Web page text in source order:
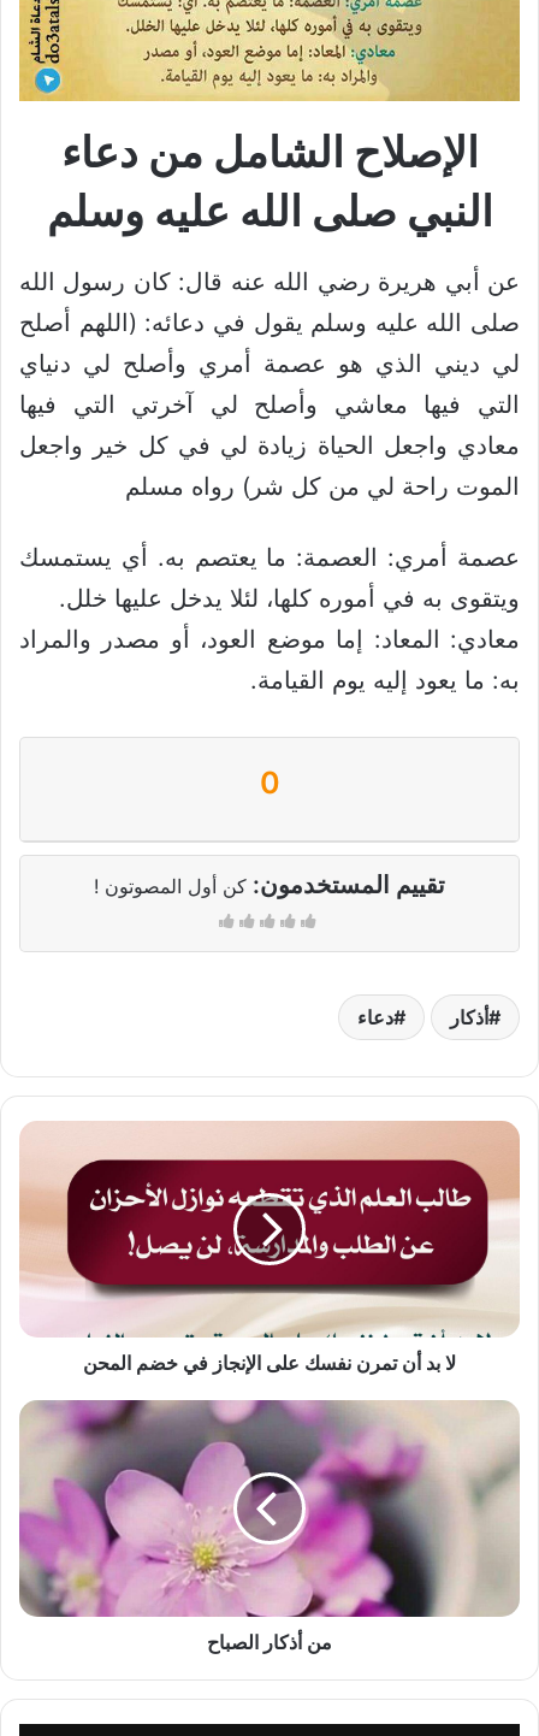
الإصلاح الشامل من دعاء
النبي صلى الله عليه وسلم
عن أبي هريرة رضي الله عنه قال: كان رسول الله
صلى الله عليه وسلم يقول في دعائه: (اللهم أصلح
لي ديني الذي هو عصمة أمري وأصلح لي دنياي
التي فيها معاشي وأصلح لي آخرتي التي فيها
معادي واجعل الحياة زيادة لي في كل خير واجعل
الموت راحة لي من كل شر) رواه مسلم
عصمة أمري: العصمة: ما يعتصم به. أي يستمسك
ويتقوى به في أموره كلها، لئلا يدخل عليها خلل.
معادي: المعاد: إما موضع العود، أو مصدر والمراد
به: ما يعود إليه يوم القيامة.
0
تقييم المستخدمون: كن أول المصوتون !
أذكار دعاء
لا
تمرن
خضم
لا بد أن تمرن نفسك على الإنجاز في خضم المحن
من
الصباح
من أذكار الصباح